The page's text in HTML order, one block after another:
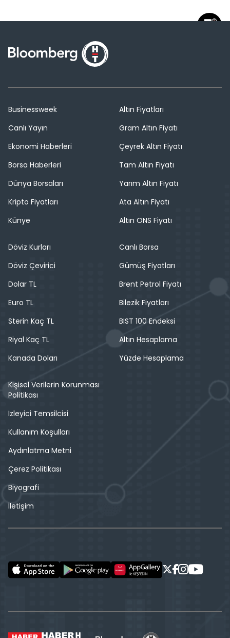
Businessweek
Canlı Yayın
Ekonomi Haberleri
Borsa Haberleri
Dünya Borsaları
Kripto Fiyatları
Künye
Altın Fiyatları
Gram Altın Fiyatı
Çeyrek Altın Fiyatı
Tam Altın Fiyatı
Yarım Altın Fiyatı
Ata Altın Fiyatı
Altın ONS Fiyatı
Döviz Kurları
Döviz Çevirici
Dolar TL
Euro TL
Sterin Kaç TL
Riyal Kaç TL
Kanada Doları
Canlı Borsa
Gümüş Fiyatları
Brent Petrol Fiyatı
Bilezik Fiyatları
BIST 100 Endeksi
Altın Hesaplama
Yüzde Hesaplama
Kişisel Verilerin Korunması
Politikası
İzleyici Temsilcisi
Kullanım Koşulları
Aydınlatma Metni
Çerez Politikası
Biyografi
İletişim